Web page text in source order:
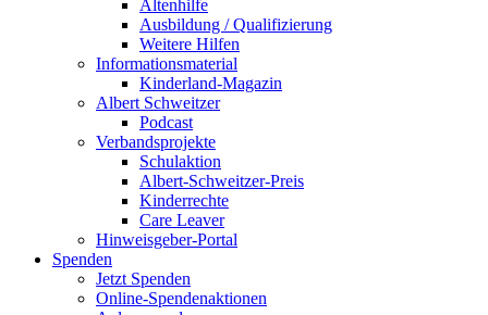
Altenhilfe
Ausbildung / Qualifizierung
Weitere Hilfen
Informationsmaterial
Kinderland-Magazin
Albert Schweitzer
Podcast
Verbandsprojekte
Schulaktion
Albert-Schweitzer-Preis
Kinderrechte
Care Leaver
Hinweisgeber-Portal
Spenden
Jetzt Spenden
Online-Spendenaktionen